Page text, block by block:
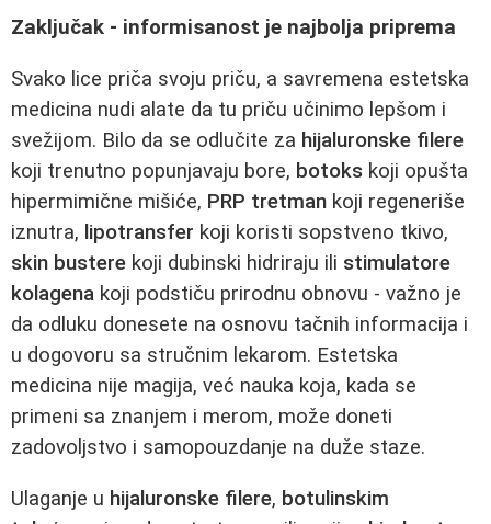
Zaključak - informisanost je najbolja priprema
Svako lice priča svoju priču, a savremena estetska
medicina nudi alate da tu priču učinimo lepšom i
svežijom. Bilo da se odlučite za hijaluronske filere
koji trenutno popunjavaju bore, botoks koji opušta
hipermimične mišiće, PRP tretman koji regeneriše
iznutra, lipotransfer koji koristi sopstveno tkivo,
skin bustere koji dubinski hidriraju ili stimulatore
kolagena koji podstiču prirodnu obnovu - važno je
da odluku donesete na osnovu tačnih informacija i
u dogovoru sa stručnim lekarom. Estetska
medicina nije magija, već nauka koja, kada se
primeni sa znanjem i merom, može doneti
zadovoljstvo i samopouzdanje na duže staze.
Ulaganje u hijaluronske filere, botulinskim